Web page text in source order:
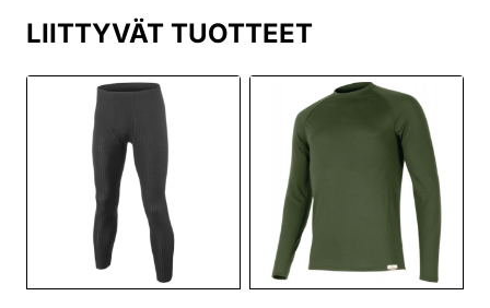
LIITTYVÄT TUOTTEET